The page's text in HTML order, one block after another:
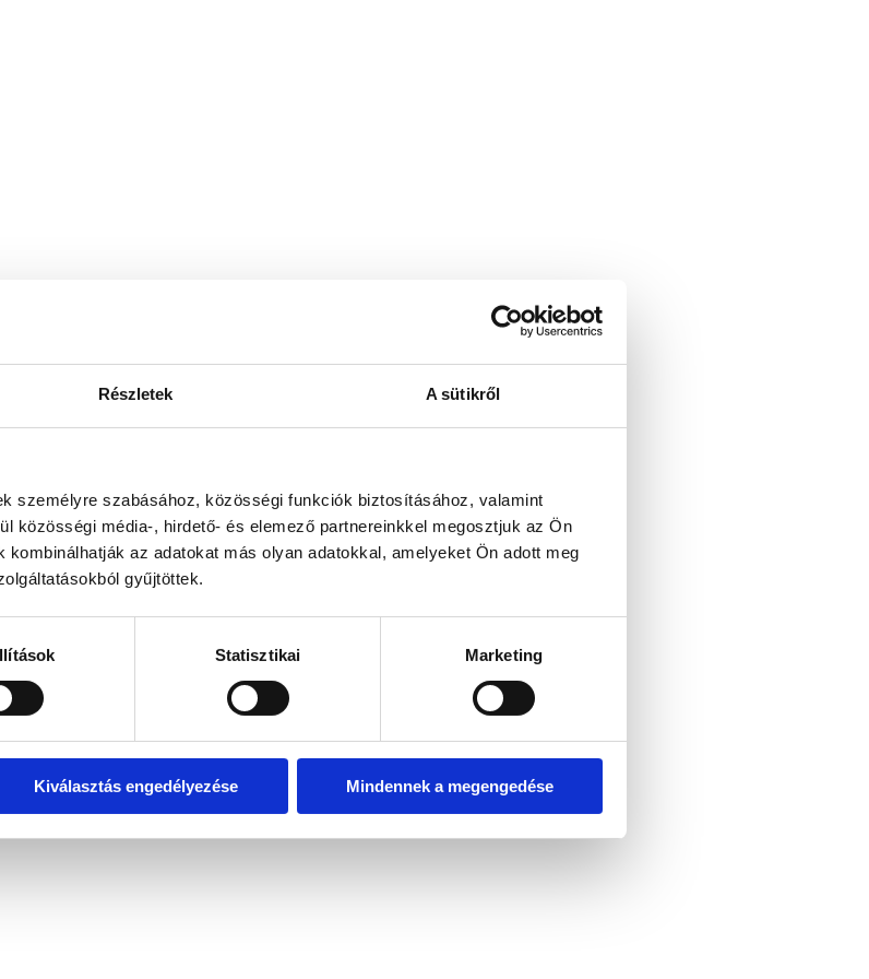
Részletek A sütikről
személyre szabásához, közösségi funkciók biztosításához, valamint
közösségi média-, hirdető- és elemező partnereinkkel megosztjuk az Ön
az adatokat más olyan adatokkal, amelyeket Ön adott meg
gyűjtöttek.
Statisztikai Marketing
Kiválasztás engedélyezése Mindennek a megengedése
while loadingwww.bicapp.hu (see the browser console for more information)